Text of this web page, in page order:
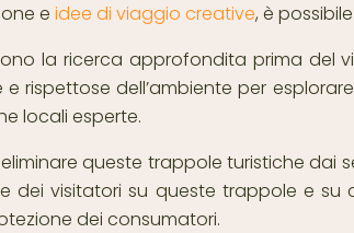
e idee di viaggio creative, è
la ricerca approfondita prima del
rispettose dell’ambiente per
locali esperte.
queste trappole turistiche dai
dei visitatori su queste trappole e
dei consumatori.